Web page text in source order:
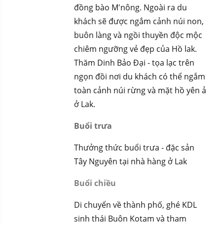
đồng bào M'nông. Ngoài ra du
khách sẽ được ngắm cảnh núi non,
buôn làng và ngồi thuyền độc mộc
chiêm ngưỡng vẻ đẹp của Hồ lak.
Thăm Dinh Bảo Đại - tọa lạc trên
ngọn đồi nơi du khách có thể ngắm
toàn cảnh núi rừng và mặt hồ yên ả
ở Lak.
Buổi trưa
Thưởng thức buổi trưa - đặc sản
Tây Nguyên tại nhà hàng ở Lak
Buổi chiều
Di chuyển về thành phố, ghé KDL
sinh thái Buôn Kotam và tham